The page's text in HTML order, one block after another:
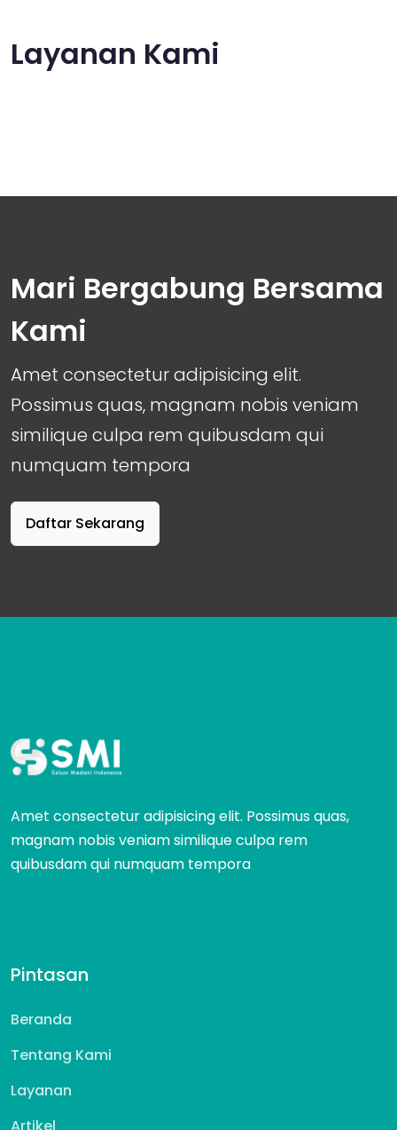
Layanan Kami
Mari Bergabung Bersama
Kami
Amet consectetur adipisicing elit.
Possimus quas, magnam nobis veniam
similique culpa rem quibusdam qui
numquam tempora
Daftar Sekarang
Amet consectetur adipisicing elit. Possimus quas,
magnam nobis veniam similique culpa rem
quibusdam qui numquam tempora
Pintasan
Beranda
Tentang Kami
Layanan